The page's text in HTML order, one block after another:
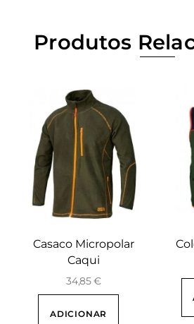
Produtos
Casaco Micropolar
Caqui
34,85€
ADICIONAR